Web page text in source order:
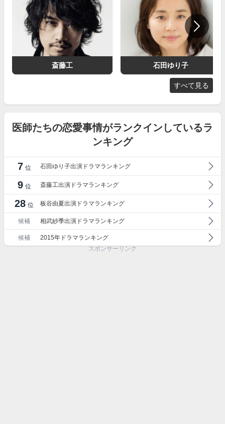
斎藤工 石田ゆり子
すべて見る
医師たちの恋愛事情がランクインしているラ
ンキング
7 位 石田ゆり子出演ドラマランキング
9 位 斎藤工出演ドラマランキング
28 位 板谷由夏出演ドラマランキング
候補 相武紗季出演ドラマランキング
候補
2015年ドラマランキング
スポンサーリンク